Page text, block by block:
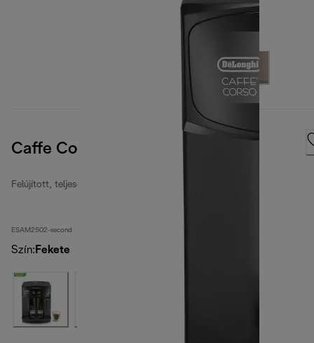
Caffe Corso
Felújított, teljesen automata kávéfőzők
ESAM2502-second
Szín: Fekete